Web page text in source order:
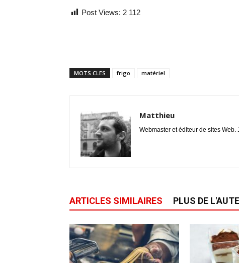
Post Views: 2 112
MOTS CLES frigo matériel
Matthieu
Webmaster et éditeur de sites
ARTICLES SIMILAIRES PLUS DE